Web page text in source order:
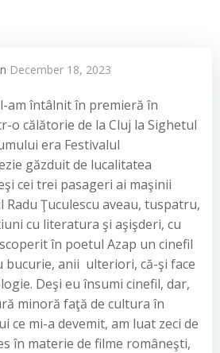
December 18, 2023
am întâlnit în premieră în
o călătorie de la Cluj la Sighetul
era Festivalul
găzduit de lucalitatea
cei trei pasageri ai maşinii
Ţuculescu aveau, tuspatru,
cu literatura şi aşişderi, cu
în poetul Azap un cinefil
bucurie, anii ulteriori, că-şi face
Deşi eu însumi cinefil, dar,
minoră faţă de cultura în
ce mi-a devemit, am luat zeci de
în materie de filme româneşti,